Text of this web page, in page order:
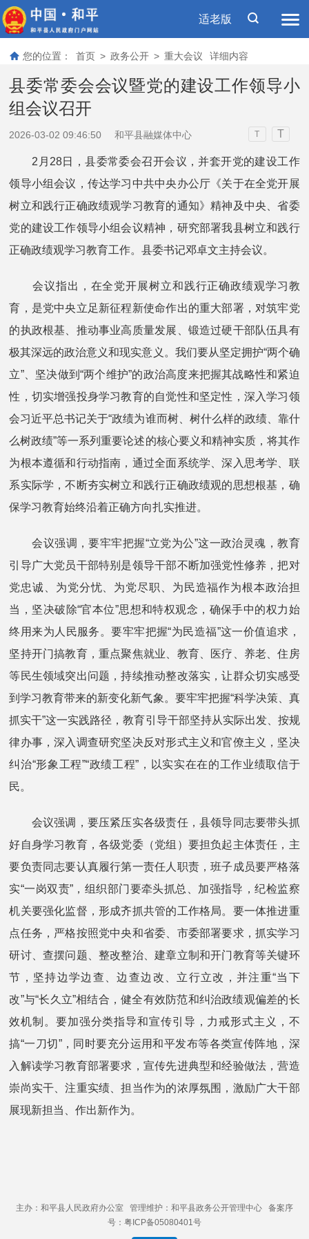
适老版
您的位置： 首页 > 政务公开 > 重大会议 详细内容
县委常委会会议暨党的建设工作领导小
组会议召开
2026-03-02 09:46:50 和平县融媒体中心 T T
2月28日，县委常委会召开会议，并套开党的建设工作
领导小组会议，传达学习中共中央办公厅《关于在全党开展
树立和践行正确政绩观学习教育的通知》精神及中央、省委
党的建设工作领导小组会议精神，研究部署我县树立和践行
正确政绩观学习教育工作。县委书记邓卓文主持会议。
会议指出，在全党开展树立和践行正确政绩观学习教
育，是党中央立足新征程新使命作出的重大部署，对筑牢党
的执政根基、推动事业高质量发展、锻造过硬干部队伍具有
极其深远的政治意义和现实意义。我们要从坚定拥护“两个确
立”、坚决做到“两个维护”的政治高度来把握其战略性和紧迫
性，切实增强投身学习教育的自觉性和坚定性，深入学习领
会习近平总书记关于“政绩为谁而树、树什么样的政绩、靠什
么树政绩”等一系列重要论述的核心要义和精神实质，将其作
为根本遵循和行动指南，通过全面系统学、深入思考学、联
系实际学，不断夯实树立和践行正确政绩观的思想根基，确
保学习教育始终沿着正确方向扎实推进。
会议强调，要牢牢把握“立党为公”这一政治灵魂，教育
引导广大党员干部特别是领导干部不断加强党性修养，把对
党忠诚、为党分忧、为党尽职、为民造福作为根本政治担
当，坚决破除“官本位”思想和特权观念，确保手中的权力始
终用来为人民服务。要牢牢把握“为民造福”这一价值追求，
坚持开门搞教育，重点聚焦就业、教育、医疗、养老、住房
等民生领域突出问题，持续推动整改落实，让群众切实感受
到学习教育带来的新变化新气象。要牢牢把握“科学决策、真
抓实干”这一实践路径，教育引导干部坚持从实际出发、按规
律办事，深入调查研究坚决反对形式主义和官僚主义，坚决
纠治“形象工程”“政绩工程”，以实实在在的工作业绩取信于
民。
会议强调，要压紧压实各级责任，县领导同志要带头抓
好自身学习教育，各级党委（党组）要担负起主体责任，主
要负责同志要认真履行第一责任人职责，班子成员要严格落
实“一岗双责”，组织部门要牵头抓总、加强指导，纪检监察
机关要强化监督，形成齐抓共管的工作格局。要一体推进重
点任务，严格按照党中央和省委、市委部署要求，抓实学习
研讨、查摆问题、整改整治、建章立制和开门教育等关键环
节，坚持边学边查、边查边改、立行立改，并注重“当下
改”与“长久立”相结合，健全有效防范和纠治政绩观偏差的长
效机制。要加强分类指导和宣传引导，力戒形式主义，不
搞“一刀切”，同时要充分运用和平发布等各类宣传阵地，深
入解读学习教育部署要求，宣传先进典型和经验做法，营造
崇尚实干、注重实绩、担当作为的浓厚氛围，激励广大干部
展现新担当、作出新作为。
主办：和平县人民政府办公室 管理维护：和平县政务公开管理中心 备案序
号：粤ICP备05080401号